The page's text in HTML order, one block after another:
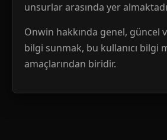
unsurlar arasında yer
Onwin hakkında genel, güncel
bilgi sunmak, bu kullanıcı bilgi
amaçlarından biridir.